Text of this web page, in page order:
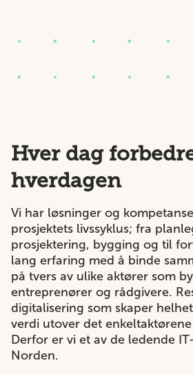
Hver dag
hverdagen
Vi har løsninger og
prosjektets livssyklus; fra
prosjektering, bygging og til
lang erfaring med å binde
på tvers av ulike aktører som
entreprenører og rådgivere.
digitalisering som skaper
verdi utover det
Derfor er vi et av de ledende
Norden.